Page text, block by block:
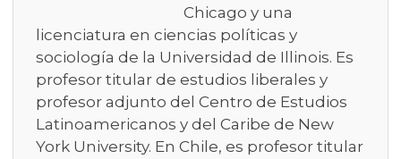
Chicago y una
licenciatura en ciencias políticas y
sociología de la Universidad de Illinois. Es
profesor titular de estudios liberales y
profesor adjunto del Centro de Estudios
Latinoamericanos y del Caribe de New
York University. En Chile, es profesor titular